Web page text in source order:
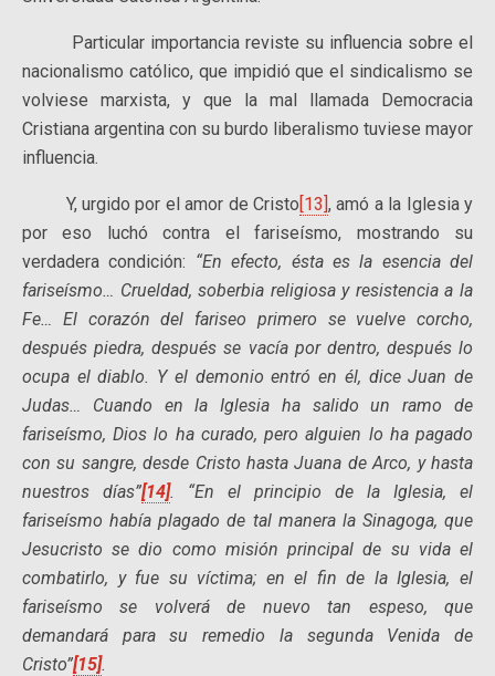
Particular importancia reviste su influencia sobre el
nacionalismo católico, que impidió que el sindicalismo se
volviese marxista, y que la mal llamada Democracia
Cristiana argentina con su burdo liberalismo tuviese mayor
influencia.
Y, urgido por el amor de Cristo[13], amó a la Iglesia y
por eso luchó contra el fariseísmo, mostrando su
verdadera condición: “En efecto, ésta es la esencia del
fariseísmo… Crueldad, soberbia religiosa y resistencia a la
Fe… El corazón del fariseo primero se vuelve corcho,
después piedra, después se vacía por dentro, después lo
ocupa el diablo. Y el demonio entró en él, dice Juan de
Judas… Cuando en la Iglesia ha salido un ramo de
fariseísmo, Dios lo ha curado, pero alguien lo ha pagado
con su sangre, desde Cristo hasta Juana de Arco, y hasta
nuestros días”[14]. “En el principio de la Iglesia, el
fariseísmo había plagado de tal manera la Sinagoga, que
Jesucristo se dio como misión principal de su vida el
combatirlo, y fue su víctima; en el fin de la Iglesia, el
fariseísmo se volverá de nuevo tan espeso, que
demandará para su remedio la segunda Venida de
Cristo”[15].